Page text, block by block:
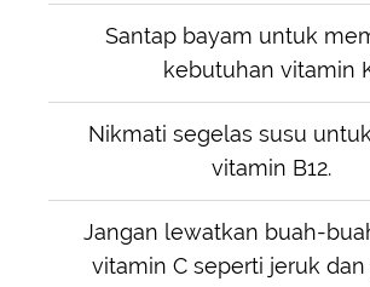
Santap bayam untuk
kebutuhan vitamin
Nikmati segelas susu
vitamin B12.
Jangan lewatkan buah-
vitamin C seperti jeruk dan